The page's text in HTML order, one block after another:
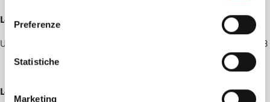
e
i
e
Preferenze
Statistiche
Marketing
Lavoro psicoanalitico nei servizi e nelle istituzioni
Un semaforo verde nell’emergenza Covid-19, 83
Lo schermo che incanta